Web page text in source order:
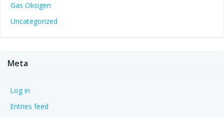
Gas Oksigen
Uncategorized
Meta
Log in
Entries feed